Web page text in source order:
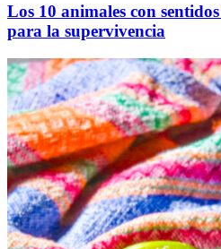
Los 10 animales con
para la supervivencia